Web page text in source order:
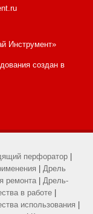
Инструмент»
создан в
перфоратор
Дрель
ремонта| Дрель-
в работе|
использования